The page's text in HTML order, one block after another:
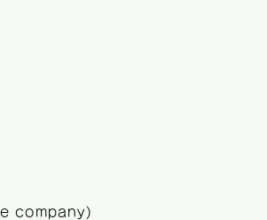
company)